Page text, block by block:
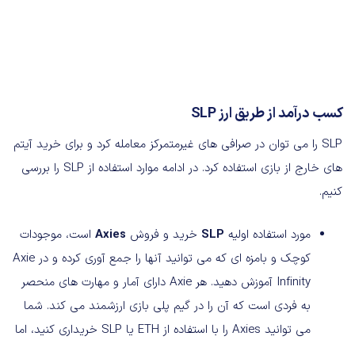
کسب درآمد از طریق ارزSLP
SLP را می توان در صرافی های غیرمتمرکز معامله کرد و برای خرید آیتم
های خارج از بازی استفاده کرد. در ادامه موارد استفاده از SLP را بررسی
کنیم.
مورد استفاده اولیه SLP خرید و فروش Axies است، موجودات
کوچک و بامزه ای که می توانید آنها را جمع آوری کرده و در Axie
Infinity آموزش دهید. هر Axie دارای آمار و مهارت های منحصر
به فردی است که آن را در گیم پلی بازی ارزشمند می کند. شما
می توانید Axies را با استفاده از ETH یا SLP خریداری کنید، اما